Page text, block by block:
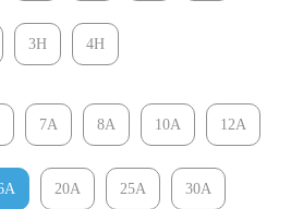
3H 4H
7A 8A 10A 12A
20A 25A 30A